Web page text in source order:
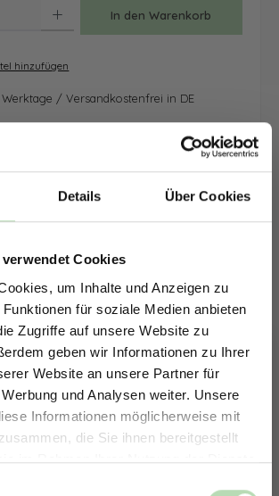
Details Über Cookies
Cookies
um Inhalte und Anzeigen zu
für soziale Medien anbieten
Zugriffe auf unsere Website zu
geben wir Informationen zu Ihrer
Website an unsere Partner für
und Analysen weiter. Unsere
Informationen möglicherweise mit
die Sie ihnen bereitgestellt
im Rahmen Ihrer Nutzung der Dienste
In den Warenkorb
hinzufügen
Werktage / Versandkostenfrei in DE
5% RABATT AUF
RÜCKWÄNDE